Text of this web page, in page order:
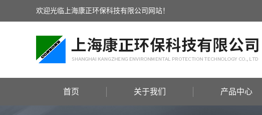
欢迎光临上海康正环保科技有限公司网站！
首页 关于我们 产品中心